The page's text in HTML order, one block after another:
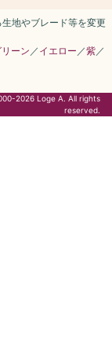
地やブレード等を変更
リーン ／ イエロー ／紫／
2026 Loge A. All rights
reserved.